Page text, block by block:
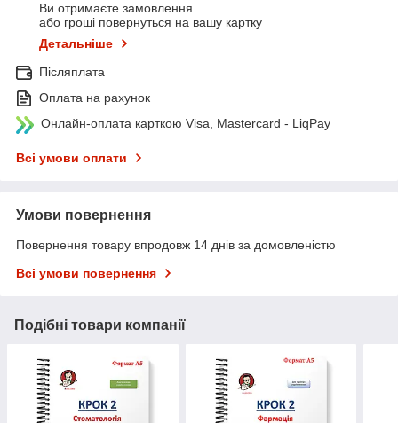
Ви отримаєте замовлення
або гроші повернуться на вашу картку
Детальніше
Післяплата
Оплата на рахунок
Онлайн-оплата карткою Visa, Mastercard - LiqPay
Всі умови оплати
Умови повернення
Повернення товару впродовж 14 днів за домовленістю
Всі умови повернення
Подібні товари компанії